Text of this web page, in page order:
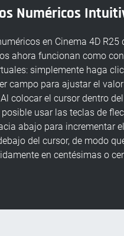
Numéricos
en Cinema 4D R25
ahora funcionan como
simplemente haga
campo para ajustar el
colocar el cursor dentro
posible usar las teclas de
abajo para incrementar
del cursor, de modo
en centésimas o